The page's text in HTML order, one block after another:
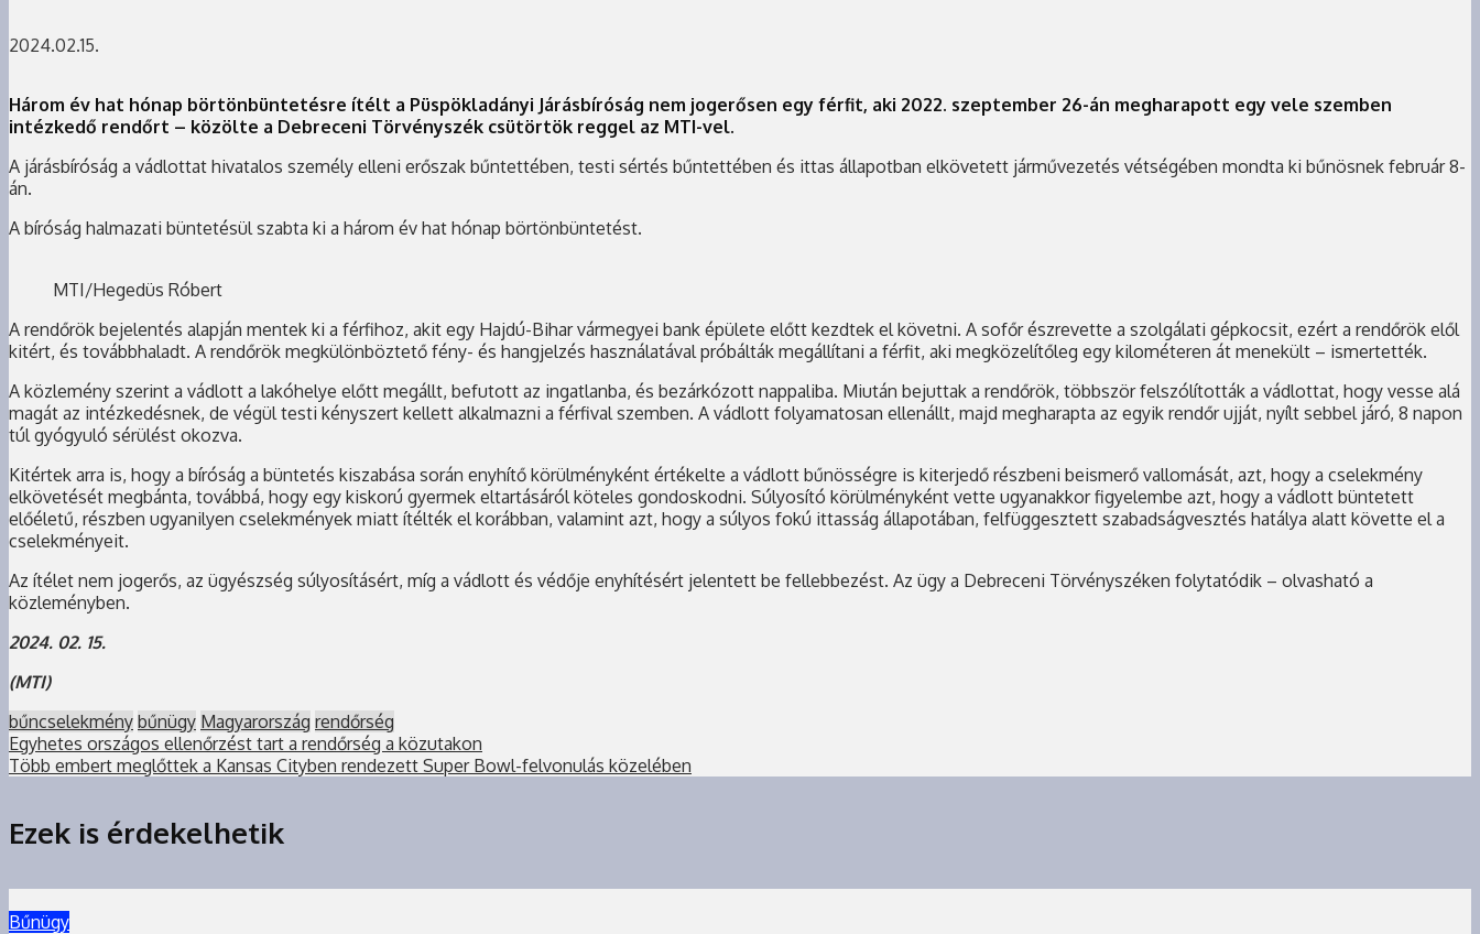
2024.02.15.
Három év hat hónap börtönbüntetésre ítélt a Püspökladányi Járásbíróság nem jogerősen egy férfit, aki 2022. szeptember 26-án megharapott egy vele szemben
intézkedő rendőrt – közölte a Debreceni Törvényszék csütörtök reggel az MTI-vel.
A járásbíróság a vádlottat hivatalos személy elleni erőszak bűntettében, testi sértés bűntettében és ittas állapotban elkövetett járművezetés vétségében mondta ki bűnösnek február 8-
án.
A bíróság halmazati büntetésül szabta ki a három év hat hónap börtönbüntetést.
MTI/Hegedüs Róbert
A rendőrök bejelentés alapján mentek ki a férfihoz, akit egy Hajdú-Bihar vármegyei bank épülete előtt kezdtek el követni. A sofőr észrevette a szolgálati gépkocsit, ezért a rendőrök elől
kitért, és továbbhaladt. A rendőrök megkülönböztető fény- és hangjelzés használatával próbálták megállítani a férfit, aki megközelítőleg egy kilométeren át menekült – ismertették.
A közlemény szerint a vádlott a lakóhelye előtt megállt, befutott az ingatlanba, és bezárkózott nappaliba. Miután bejuttak a rendőrök, többször felszólították a vádlottat, hogy vesse alá
magát az intézkedésnek, de végül testi kényszert kellett alkalmazni a férfival szemben. A vádlott folyamatosan ellenállt, majd megharapta az egyik rendőr ujját, nyílt sebbel járó, 8 napon
túl gyógyuló sérülést okozva.
Kitértek arra is, hogy a bíróság a büntetés kiszabása során enyhítő körülményként értékelte a vádlott bűnösségre is kiterjedő részbeni beismerő vallomását, azt, hogy a cselekmény
elkövetését megbánta, továbbá, hogy egy kiskorú gyermek eltartásáról köteles gondoskodni. Súlyosító körülményként vette ugyanakkor figyelembe azt, hogy a vádlott büntetett
előéletű, részben ugyanilyen cselekmények miatt ítélték el korábban, valamint azt, hogy a súlyos fokú ittasság állapotában, felfüggesztett szabadságvesztés hatálya alatt követte el a
cselekményeit.
Az ítélet nem jogerős, az ügyészség súlyosításért, míg a vádlott és védője enyhítésért jelentett be fellebbezést. Az ügy a Debreceni Törvényszéken folytatódik – olvasható a
közleményben.
2024. 02. 15.
(MTI)
bűncselekmény bűnügy Magyarország rendőrség
Egyhetes országos ellenőrzést tart a rendőrség a közutakon
Több embert meglőttek a Kansas Cityben rendezett Super Bowl-felvonulás közelében
Ezek is érdekelhetik
Bűnügy